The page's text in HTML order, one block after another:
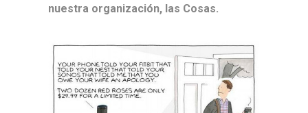
nuestra organización, las Cosas.